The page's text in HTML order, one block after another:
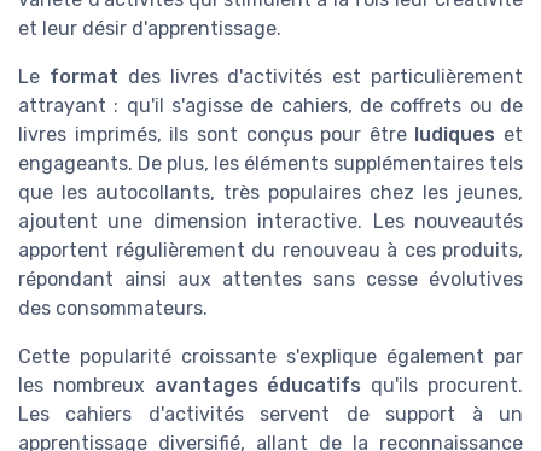
et leur désir d'apprentissage.
Le format des livres d'activités est particulièrement
attrayant : qu'il s'agisse de cahiers, de coffrets ou de
livres imprimés, ils sont conçus pour être ludiques et
engageants. De plus, les éléments supplémentaires tels
que les autocollants, très populaires chez les jeunes,
ajoutent une dimension interactive. Les nouveautés
apportent régulièrement du renouveau à ces produits,
répondant ainsi aux attentes sans cesse évolutives
des consommateurs.
Cette popularité croissante s'explique également par
les nombreux avantages éducatifs qu'ils procurent.
Les cahiers d'activités servent de support à un
apprentissage diversifié, allant de la reconnaissance